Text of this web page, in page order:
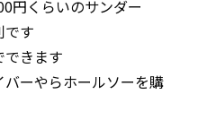
円くらいのサンダー
です
できます
ーやらホールソーを購